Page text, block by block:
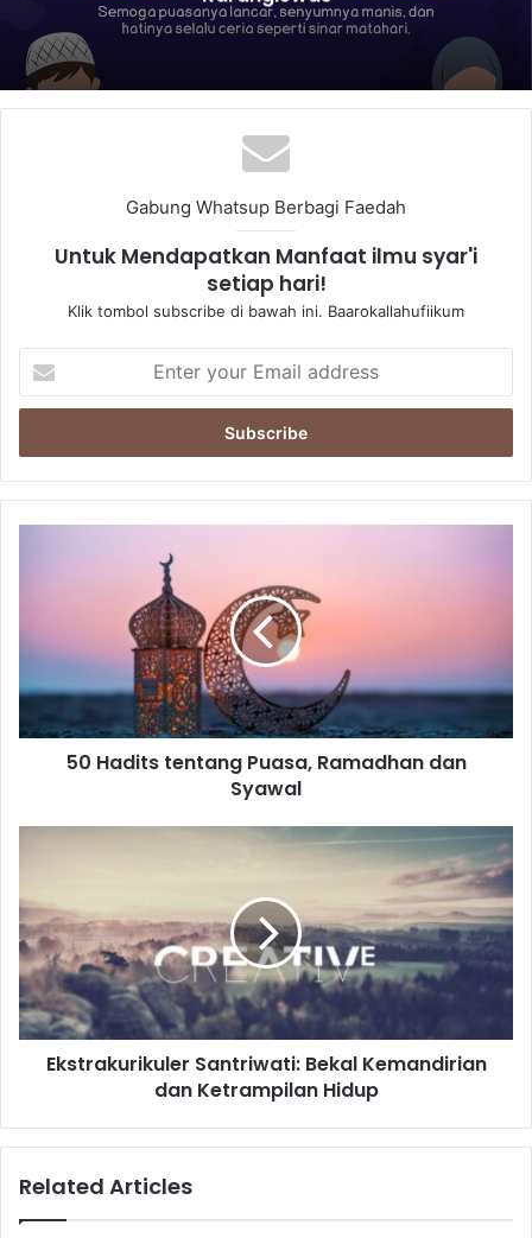
Gabung Whatsup Berbagi Faedah
Untuk Mendapatkan Manfaat ilmu syar'i
setiap hari!
Klik tombol subscribe di bawah ini. Baarokallahufiikum
your
Email
dan
Syawal
50 Hadits tentang Puasa, Ramadhan dan
Syawal
Kemandirian
dan
Ketrampilan
Hidup
Ekstrakurikuler Santriwati: Bekal Kemandirian
dan Ketrampilan Hidup
Related Articles